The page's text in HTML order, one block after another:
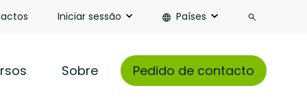
Iniciar sessão Países
Sobre Pedido de contacto